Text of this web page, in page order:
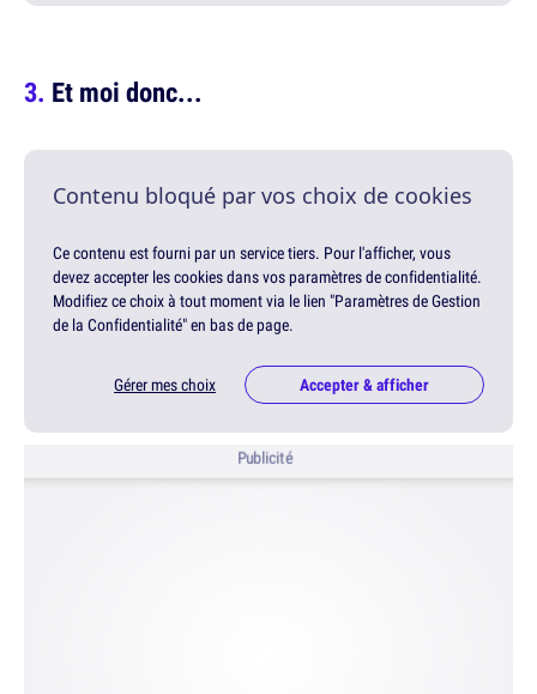
Et moi donc...
Contenu bloqué par vos choix de cookies
Ce contenu est fourni par un service tiers. Pour l'afficher, vous
devez accepter les cookies dans vos paramètres de confidentialité.
Modifiez ce choix à tout moment via le lien "Paramètres de Gestion
de la Confidentialité" en bas de page.
Gérer mes choix Accepter & afficher
Publicité